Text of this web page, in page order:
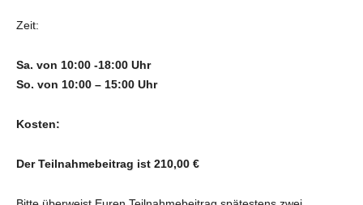
Zeit:
Sa. von 10:00 -18:00 Uhr
So. von 10:00 – 15:00 Uhr
Kosten:
Der Teilnahmebeitrag ist 210,00 €